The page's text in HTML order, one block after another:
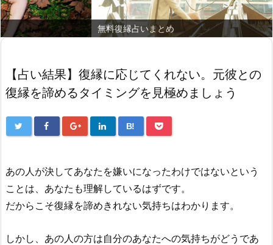
無料復縁占いまとめ
【占い結果】復縁に応じてくれない。元彼との
復縁を諦めるタイミングを見極めましょう
B!
あの人が決してあなたを嫌いになったわけではないという
ことは、あなたも理解しているはずです。
だからこそ復縁を諦めきれない気持ちはわかります。
しかし、あの人の方は自分のあなたへの気持ちがどうであ